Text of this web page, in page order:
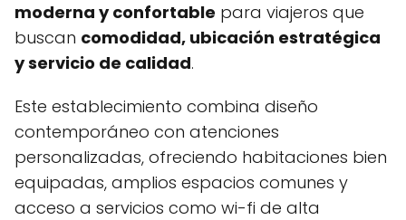
moderna y confortable para viajeros que
buscan comodidad, ubicación estratégica
y servicio de calidad.
Este establecimiento combina diseño
contemporáneo con atenciones
personalizadas, ofreciendo habitaciones bien
equipadas, amplios espacios comunes y
acceso a servicios como wi-fi de alta